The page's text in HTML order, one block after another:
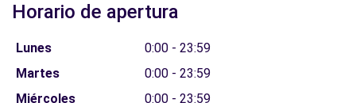
Horario de apertura
Lunes
0:00 - 23:59
Martes
0:00 - 23:59
Miércoles
0:00 - 23:59